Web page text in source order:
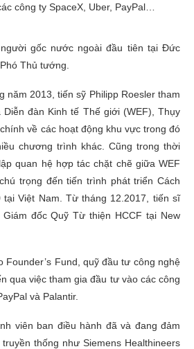
công ty SpaceX, Uber, PayPal…
gốc nước ngoài đầu tiên tại Đức
Thủ tướng.
năm 2013, tiến sỹ Philipp Roesler tham
đàn Kinh tế Thế giới (WEF), Thụy
về các hoạt động khu vực trong đó
chương trình khác. Cũng trong thời
quan hệ hợp tác chặt chẽ giữa WEF
trọng đến tiến trình phát triển Cách
tại Việt Nam. Từ tháng 12.2017, tiến sĩ
đốc Quỹ Từ thiện HCCF tại New
Founder’s Fund, quỹ đầu tư công nghệ
qua việc tham gia đầu tư vào các công
và Palantir.
viên ban điều hành đã và đang đảm
thống như Siemens Healthineers